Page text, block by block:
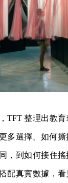
TFT 整理出教
選擇、如何撕
，到如何接住搖
配真實數據，